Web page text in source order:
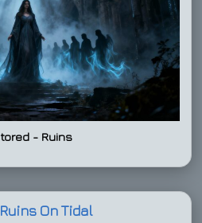
- Ruins
On Tidal